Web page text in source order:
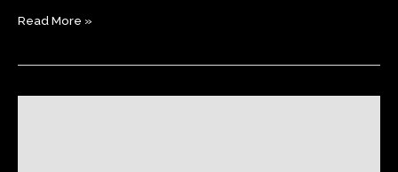
Maritime
Read More »